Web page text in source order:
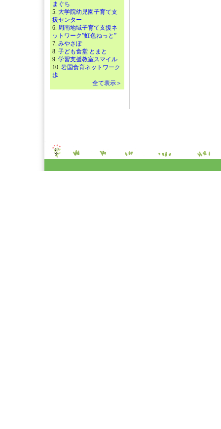
まぐち
5. 大学院幼児園子育て支
援センター
6. 周南地域子育て支援ネ
ットワーク”虹色ねっと”
7. みやさぽ
8. 子ども食堂 とまと
9. 学習支援教室スマイル
10. 岩国食育ネットワーク
歩
全て表示＞